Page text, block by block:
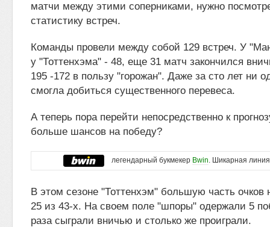
матчи между этими соперниками, нужно
статистику встреч.
Команды провели между собой 129 встреч. У
у "Тоттенхэма" - 48, еще 31 матч закончился
195 -172 в пользу "горожан". Даже за сто лет ни
смогла добиться существенного перевеса.
А теперь пора перейти непосредственно к
больше шансов на победу?
легендарный букмекер Bwin. Шикарная
В этом сезоне "Тоттенхэм" большую часть очков
25 из 43-х. На своем поле "шпоры" одержали 5
раза сыграли вничью и столько же проиграли.